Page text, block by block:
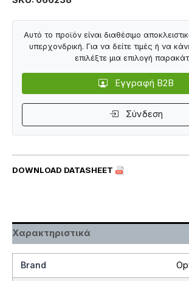
DOWNLOAD DATASHEET
Αυτό το προϊόν είναι διαθέσιμο
υπερχονδρική. Για να δείτε τιμές ή να
επιλέξτε μια επιλογή
Εγγραφή B2B
Σύνδεση
Χαρακτηριστικά
Brand